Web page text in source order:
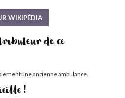
WIKIPÉDIA
de ce
une ancienne ambulance.
!